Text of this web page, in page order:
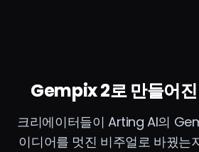
Gempix 2로 만들어
크리에이터들이 Arting AI의
이디어를 멋진 비주얼로 바꿨는